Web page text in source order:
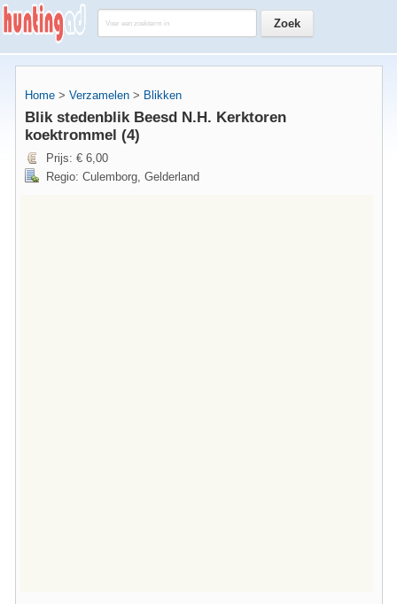
Home > Verzamelen > Blikken
Blik stedenblik Beesd N.H. Kerktoren
koektrommel (4)
Prijs: € 6,00
Regio: Culemborg, Gelderland